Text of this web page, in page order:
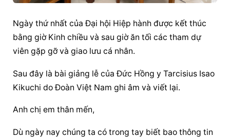
Ngày thứ nhất của Đại hội Hiệp hành được kết thúc
bằng giờ Kinh chiều và sau giờ ăn tối các tham dự
viên gặp gỡ và giao lưu cá nhân.
Sau đây là bài giảng lễ của Đức Hồng y Tarcisius Isao
Kikuchi do Đoàn Việt Nam ghi âm và viết lại.
Anh chị em thân mến,
Dù ngày nay chúng ta có trong tay biết bao thông tin